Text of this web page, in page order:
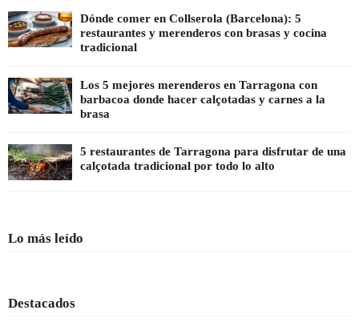
Dónde comer en Collserola (Barcelona): 5
restaurantes y merenderos con brasas y cocina
tradicional
Los 5 mejores merenderos en Tarragona con
barbacoa donde hacer calçotadas y carnes a la
brasa
5 restaurantes de Tarragona para disfrutar de una
calçotada tradicional por todo lo alto
Lo más leído
Destacados